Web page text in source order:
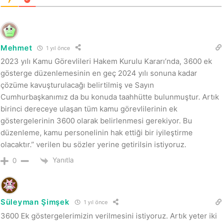
Mehmet 1 yıl önce
2023 yılı Kamu Görevlileri Hakem Kurulu Kararı’nda, 3600 ek
gösterge düzenlemesinin en geç 2024 yılı sonuna kadar
çözüme kavuşturulacağı belirtilmiş ve Sayın
Cumhurbaşkanımız da bu konuda taahhütte bulunmuştur. Artık
birinci dereceye ulaşan tüm kamu görevlilerinin ek
göstergelerinin 3600 olarak belirlenmesi gerekiyor. Bu
düzenleme, kamu personelinin hak ettiği bir iyileştirme
olacaktır.” verilen bu sözler yerine getirilsin istiyoruz.
0 Yanıtla
Süleyman Şimşek 1 yıl önce
3600 Ek göstergelerimizin verilmesini istiyoruz. Artık yeter iki